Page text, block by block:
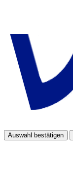
Auswahl bestätigen